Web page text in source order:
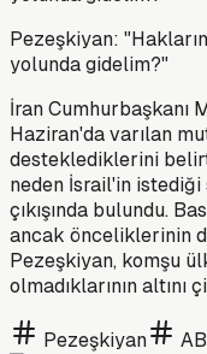
Pezeşkiyan:
yolunda gidelim?"
İran Cumhurbaşkanı
Haziran'da varılan
desteklediklerini
neden İsrail'in
çıkışında bulundu.
ancak önceliklerinin
Pezeşkiyan, komşu
olmadıklarının altını
Pezeşkiyan